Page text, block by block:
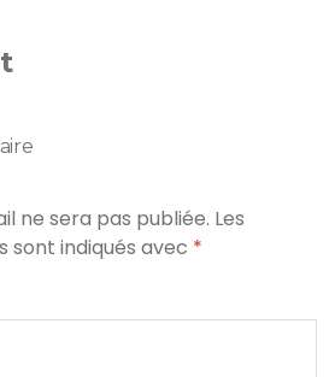
ne sera pas publiée. Les
sont indiqués avec *